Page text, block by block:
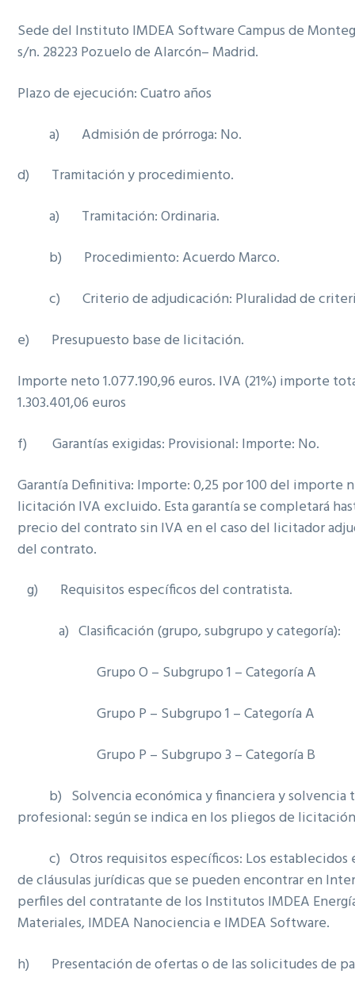
Sede del Instituto IMDEA Software Campus de
s/n. 28223 Pozuelo de Alarcón– Madrid.
Plazo de ejecución: Cuatro años
a) Admisión de prórroga: No.
d) Tramitación y procedimiento.
a) Tramitación: Ordinaria.
b) Procedimiento: Acuerdo Marco.
c) Criterio de adjudicación: Pluralidad de
e) Presupuesto base de licitación.
Importe neto 1.077.190,96 euros. IVA (21%) importe
1.303.401,06 euros
f) Garantías exigidas: Provisional: Importe: No.
Garantía Definitiva: Importe: 0,25 por 100 del importe
licitación IVA excluido. Esta garantía se completará
precio del contrato sin IVA en el caso del licitador
del contrato.
g) Requisitos específicos del contratista.
a) Clasificación (grupo, subgrupo y categoría):
Grupo O – Subgrupo 1 – Categoría A
Grupo P – Subgrupo 1 – Categoría A
Grupo P – Subgrupo 3 – Categoría B
b) Solvencia económica y financiera y solvencia
profesional: según se indica en los pliegos de
c) Otros requisitos específicos: Los establecidos
de cláusulas jurídicas que se pueden encontrar en
perfiles del contratante de los Institutos IMDEA
Materiales, IMDEA Nanociencia e IMDEA Software.
h) Presentación de ofertas o de las solicitudes de